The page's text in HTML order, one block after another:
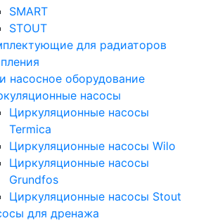
SMART
STOUT
для радиаторов
насосное оборудование
насосы
Циркуляционные насосы
Termica
Циркуляционные насосы Wilo
Циркуляционные насосы
Grundfos
Циркуляционные насосы Stout
для дренажа